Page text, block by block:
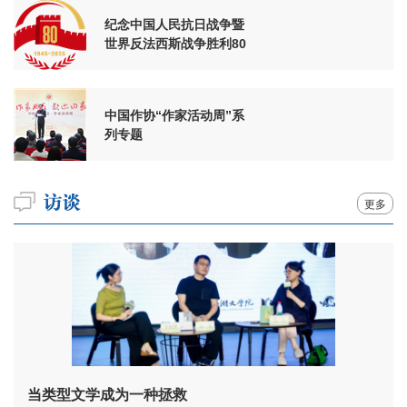
纪念中国人民抗日战争暨
世界反法西斯战争胜利80
中国作协“作家活动周”系
列专题
更多
当类型文学成为一种拯救